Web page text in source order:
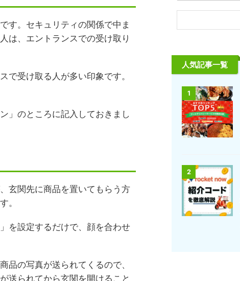
す。セキュリティの関係で中ま
は、エントランスでの受け取り
で受け取る人が多い印象です。
」のところに記入しておきまし
玄関先に商品を置いてもらう方
。
を設定するだけで、顔を合わせ
品の写真が送られてくるので、
送られてから玄関を開けること
人気記事一覧
1
2